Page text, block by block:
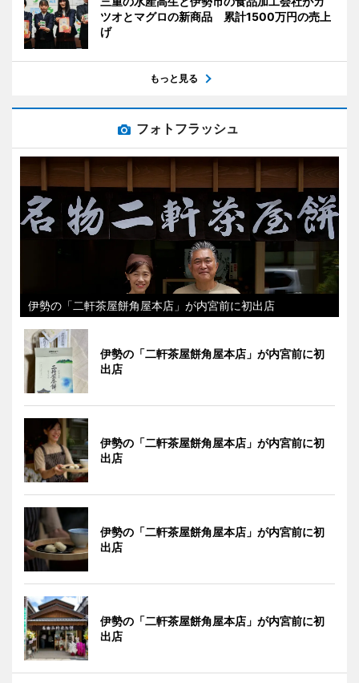
ツオとマグロの新商品 累計1500万円の売上
げ
もっと見る
フォトフラッシュ
伊勢の「二軒茶屋餅角屋本店」が内宮前に初出店
伊勢の「二軒茶屋餅角屋本店」が内宮前に初
出店
伊勢の「二軒茶屋餅角屋本店」が内宮前に初
出店
伊勢の「二軒茶屋餅角屋本店」が内宮前に初
出店
伊勢の「二軒茶屋餅角屋本店」が内宮前に初
出店